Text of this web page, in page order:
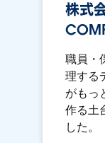
株式
職員・
理する
がもっ
作る土
した。